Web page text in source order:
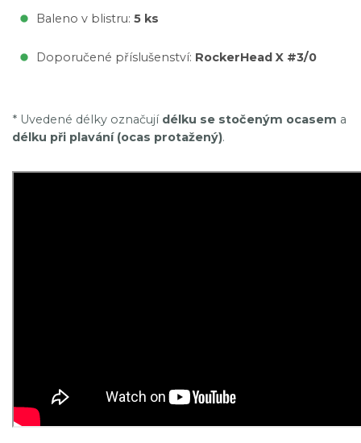
Baleno v blistru: 5 ks
Doporučené příslušenství: RockerHead X #3/0
* Uvedené délky označují délku se stočeným ocasem a
délku při plavání (ocas protažený).